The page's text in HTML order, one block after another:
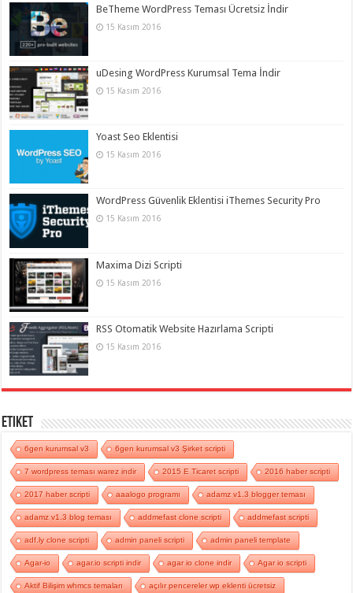
BeTheme WordPress Teması Ücretsiz İndir
15 Kasım 2016
uDesing WordPress Kurumsal Tema İndir
15 Kasım 2016
Yoast Seo Eklentisi
15 Kasım 2016
WordPress Güvenlik Eklentisi iThemes Security Pro
15 Kasım 2016
Maxima Dizi Scripti
15 Kasım 2016
RSS Otomatik Website Hazırlama Scripti
15 Kasım 2016
Etiket
6gen kurumsal v3 6gen kurumsal v3 Şirket scripti
7 wordpress teması warez indir 2015 E Ticaret scripti 2016 haber scripti
2017 haber scripti aaalogo programı adamz v1.3 blogger teması
adamz v1.3 blog teması addmefast clone scripti addmefast scripti
adf.ly clone scripti admin paneli scripti admin paneli template
Agar-io agar.io scripti indir agar io clone indir Agar io scripti
Aktif Bilişim whmcs temaları açılır pencereler wp eklenti ücretsiz